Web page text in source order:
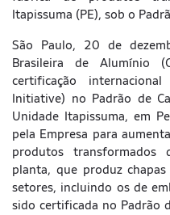
Itapissuma (PE), sob o
São Paulo, 20 de
Brasileira de Alumínio
certificação
Initiative) no Padrão de
Unidade Itapissuma, em
pela Empresa para
produtos transformados
planta, que produz
setores, incluindo os de
sido certificada no Padrão